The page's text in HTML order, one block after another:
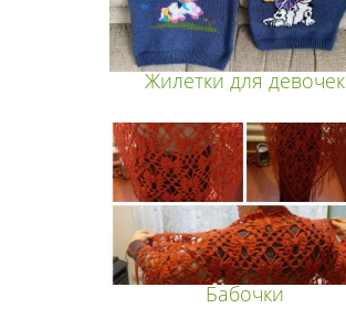
Жилетки для девочек
Бабочки